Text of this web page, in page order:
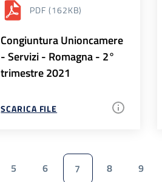
PDF (162KB)
Congiuntura Unioncamere
- Servizi - Romagna - 2°
trimestre 2021
SCARICA FILE
5 6 7 8 9